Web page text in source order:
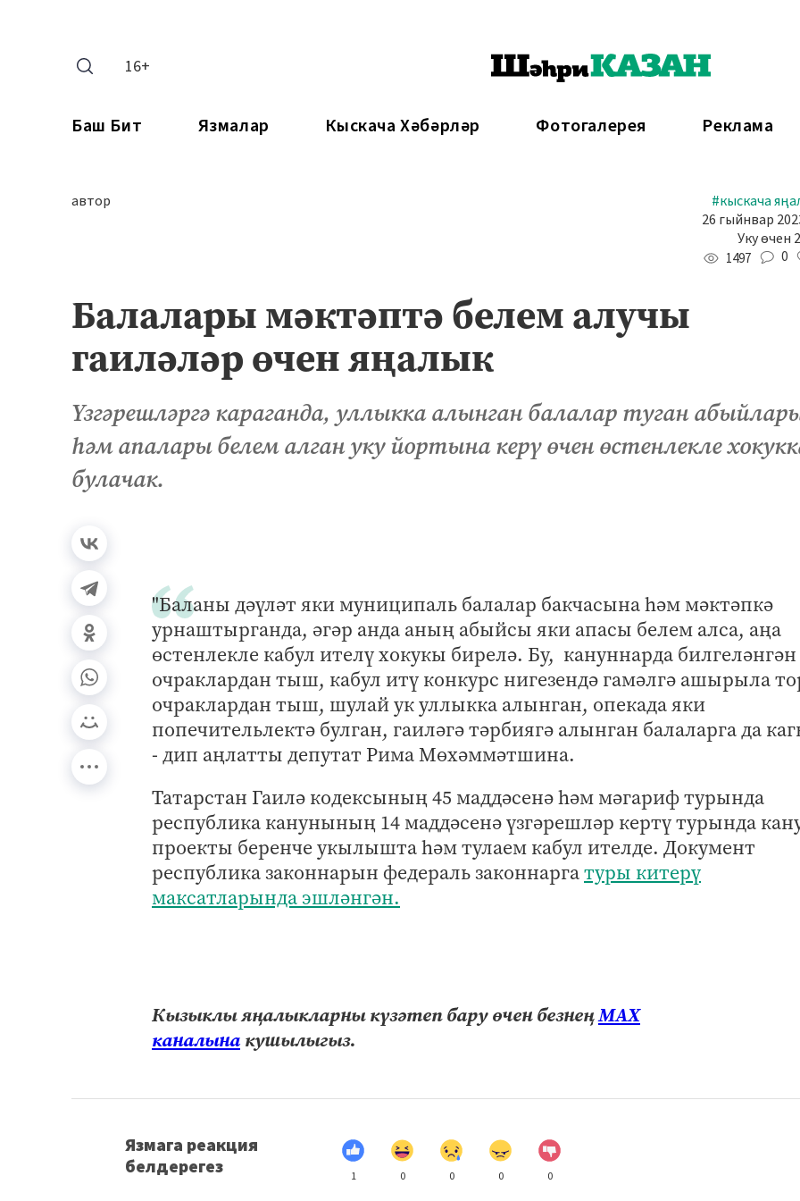
16+
Баш Бит Язмалар Кыскача Хәбәрләр Фотогалерея Реклама
автор
#кыскача
26 гыйнвар
Уку өчен
1497 0
Балалары мәктәптә белем алучы
гаиләләр өчен яңалык
Үзгәрешләргә караганда, уллыкка алынган балалар туган
һәм апалары белем алган уку йортына керү өчен өстенлекле
булачак.
"Баланы дәүләт яки муниципаль балалар бакчасына һәм мәктәпкә
урнаштырганда, әгәр анда аның абыйсы яки апасы белем алса, аңа
өстенлекле кабул ителү хокукы бирелә. Бу, кануннарда билгеләнгән
очраклардан тыш, кабул итү конкурс нигезендә гамәлгә ашырыла
очраклардан тыш, шулай ук уллыкка алынган, опекада яки
попечительлектә булган, гаиләгә тәрбиягә алынган балаларга да
- дип аңлатты депутат Рима Мөхәммәтшина.
Татарстан Гаилә кодексының 45 маддәсенә һәм мәгариф турында
республика канунының 14 маддәсенә үзгәрешләр кертү турында
проекты беренче укылышта һәм тулаем кабул ителде. Документ
республика законнарын федераль законнаргатуры китерү
максатларында эшләнгән.
Кызыклы яңалыкларны күзәтеп бару өчен безнеңМАХ
каналына кушылыгыз.
Язмага реакция
белдерегез
1 0 0 0 0